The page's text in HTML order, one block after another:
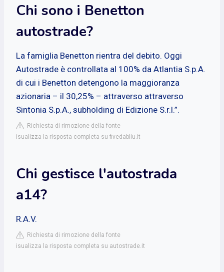
Chi sono i Benetton
autostrade?
La famiglia Benetton rientra del debito. Oggi
Autostrade è controllata al 100% da Atlantia S.p.A.
di cui i Benetton detengono la maggioranza
azionaria – il 30,25% – attraverso attraverso
Sintonia S.p.A., subholding di Edizione S.r.l.”.
Richiesta di rimozione della fonte
isualizza la risposta completa su fivedabliu.it
Chi gestisce l'autostrada
a14?
R.A.V.
Richiesta di rimozione della fonte
isualizza la risposta completa su autostrade.it